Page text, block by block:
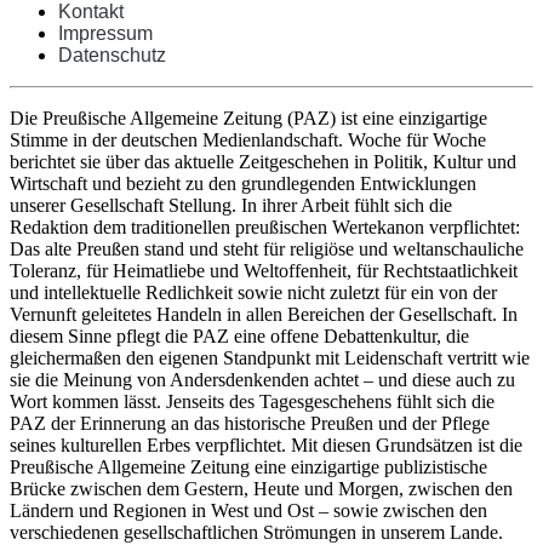
Kontakt
Impressum
Datenschutz
Die Preußische Allgemeine Zeitung (PAZ) ist eine einzigartige
Stimme in der deutschen Medienlandschaft. Woche für Woche
berichtet sie über das aktuelle Zeitgeschehen in Politik, Kultur und
Wirtschaft und bezieht zu den grundlegenden Entwicklungen
unserer Gesellschaft Stellung. In ihrer Arbeit fühlt sich die
Redaktion dem traditionellen preußischen Wertekanon verpflichtet:
Das alte Preußen stand und steht für religiöse und weltanschauliche
Toleranz, für Heimatliebe und Weltoffenheit, für Rechtstaatlichkeit
und intellektuelle Redlichkeit sowie nicht zuletzt für ein von der
Vernunft geleitetes Handeln in allen Bereichen der Gesellschaft. In
diesem Sinne pflegt die PAZ eine offene Debattenkultur, die
gleichermaßen den eigenen Standpunkt mit Leidenschaft vertritt wie
sie die Meinung von Andersdenkenden achtet – und diese auch zu
Wort kommen lässt. Jenseits des Tagesgeschehens fühlt sich die
PAZ der Erinnerung an das historische Preußen und der Pflege
seines kulturellen Erbes verpflichtet. Mit diesen Grundsätzen ist die
Preußische Allgemeine Zeitung eine einzigartige publizistische
Brücke zwischen dem Gestern, Heute und Morgen, zwischen den
Ländern und Regionen in West und Ost – sowie zwischen den
verschiedenen gesellschaftlichen Strömungen in unserem Lande.